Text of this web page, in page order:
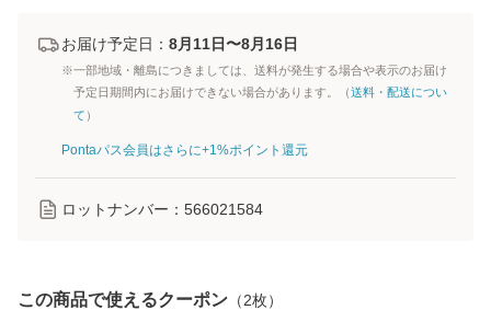
お届け予定日： 8月11日〜8月16日
※一部地域・離島につきましては、送料が発生する場合や表示のお届け
予定日期間内にお届けできない場合があります。（送料・配送につい
て ）
Pontaパス会員はさらに+1%ポイント還元
ロットナンバー： 566021584
この商品で使えるクーポン （2枚）